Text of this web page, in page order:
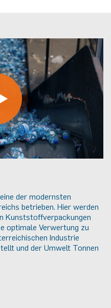
der modernsten
betrieben. Hier werden
Kunststoffverpackungen
optimale Verwertung zu
Industrie
und der Umwelt Tonnen